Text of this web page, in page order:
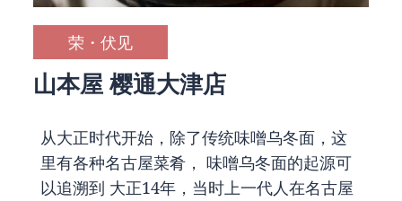
荣・伏见
山本屋 樱通大津店
从大正时代开始，除了传统味噌乌冬面，这
里有各种名古屋菜肴， 味噌乌冬面的起源可
以追溯到 大正14年，当时上一代人在名古屋